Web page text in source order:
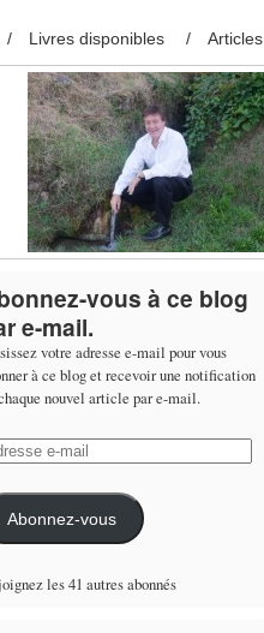
Livres disponibles Articles
vous à ce blog
e-mail.
votre adresse e-mail pour vous
à ce blog et recevoir une notification
nouvel article par e-mail.
Abonnez-vous
les 41 autres abonnés